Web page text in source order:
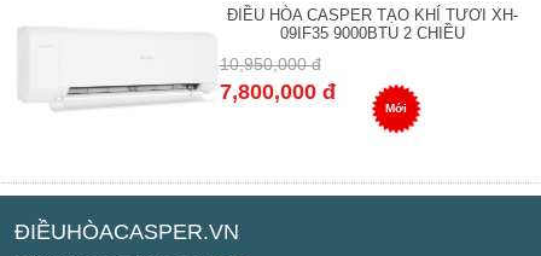
ĐIỀU HÒA CASPER TẠO KHÍ TƯƠI XH-
09IF35 9000BTU 2 CHIỀU
10,950,000 đ
7,800,000 đ
Mới
ĐIỀUHÒACASPER.VN